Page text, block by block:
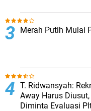
Merah Putih Mulai
T. Ridwansyah:
Away Harus
Diminta Evaluasi